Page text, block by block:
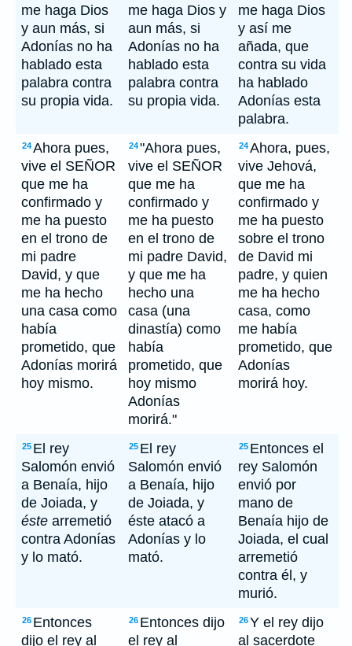
me haga Dios
y aun más, si
Adonías no ha
hablado esta
palabra contra
su propia vida.
me haga Dios y
aun más, si
Adonías no ha
hablado esta
palabra contra
su propia vida.
me haga Dios
y así me
añada, que
contra su vida
ha hablado
Adonías esta
palabra.
24Ahora pues,
vive el SEÑOR
que me ha
confirmado y
me ha puesto
en el trono de
mi padre
David, y que
me ha hecho
una casa como
había
prometido, que
Adonías morirá
hoy mismo.
24"Ahora pues,
vive el SEÑOR
que me ha
confirmado y
me ha puesto
en el trono de
mi padre David,
y que me ha
hecho una
casa (una
dinastía) como
había
prometido, que
hoy mismo
Adonías
morirá."
24Ahora, pues,
vive Jehová,
que me ha
confirmado y
me ha puesto
sobre el trono
de David mi
padre, y quien
me ha hecho
casa, como
me había
prometido, que
Adonías
morirá hoy.
25 El rey
Salomón envió
a Benaía, hijo
de Joiada, y
éste arremetió
contra Adonías
y lo mató.
25 El rey
Salomón envió
a Benaía, hijo
de Joiada, y
éste atacó a
Adonías y lo
mató.
25 Entonces el
rey Salomón
envió por
mano de
Benaía hijo de
Joiada, el cual
arremetió
contra él, y
murió.
26 Entonces
dijo el rey al
26 Entonces dijo
el rey al
26Y el rey dijo
al sacerdote